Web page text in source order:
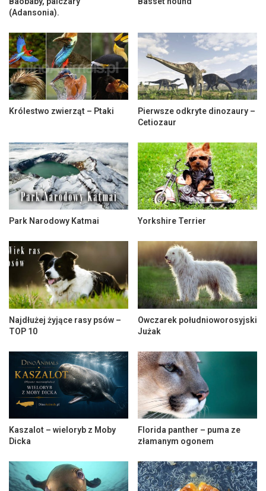
(Adansonia).
Królestwo zwierząt – Ptaki
Pierwsze odkryte dinozaury –
Cetiozaur
Park Narodowy Katmai Yorkshire Terrier
Najdłużej żyjące rasy psów –
TOP 10
Owczarek południoworosyjski
Jużak
Kaszalot – wieloryb z Moby
Dicka
Florida panther – puma ze
złamanym ogonem